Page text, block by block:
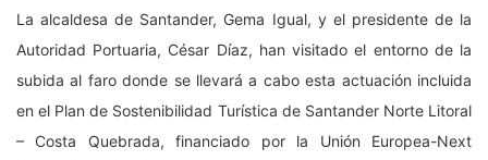
La alcaldesa de Santander, Gema Igual, y el presidente de la
Autoridad Portuaria, César Díaz, han visitado el entorno de la
subida al faro donde se llevará a cabo esta actuación incluida
en el Plan de Sostenibilidad Turística de Santander Norte Litoral
– Costa Quebrada, financiado por la Unión Europea-Next